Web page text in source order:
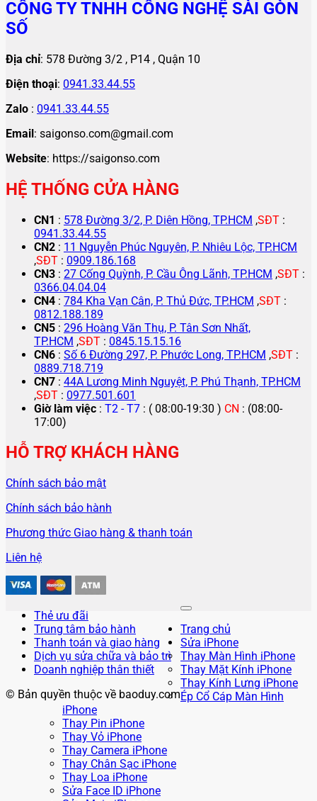
CÔNG TY TNHH CÔNG NGHỆ SÀI GÒN
SỐ
Địa chỉ: 578 Đường 3/2 , P14 , Quận 10
Điện thoại: 0941.33.44.55
Zalo : 0941.33.44.55
Email: saigonso.com@gmail.com
Website: https://saigonso.com
HỆ THỐNG CỬA HÀNG
CN1 : 578 Đường 3/2, P. Diên Hồng, TP.HCM ,SĐT :
0941.33.44.55
CN2 : 11 Nguyễn Phúc Nguyên, P. Nhiêu Lộc, TP.HCM
,SĐT : 0909.186.168
CN3 : 27 Cống Quỳnh, P. Cầu Ông Lãnh, TP.HCM ,SĐT :
0366.04.04.04
CN4 : 784 Kha Vạn Cân, P. Thủ Đức, TP.HCM ,SĐT :
0812.188.189
CN5 : 296 Hoàng Văn Thụ, P. Tân Sơn Nhất,
TP.HCM ,SĐT : 0845.15.15.16
CN6 : Số 6 Đường 297, P. Phước Long, TP.HCM ,SĐT :
0889.718.719
CN7 : 44A Lương Minh Nguyệt, P. Phú Thạnh, TP.HCM
,SĐT : 0977.501.601
Giờ làm việc : T2 - T7 : ( 08:00-19:30 ) CN : (08:00-
17:00)
HỖ TRỢ KHÁCH HÀNG
Chính sách bảo mật
Chính sách bảo hành
Phương thức Giao hàng & thanh toán
Liên hệ
Thẻ ưu đãi
Trung tâm bảo hành
Thanh toán và giao hàng
Dịch vụ sửa chữa và bảo trì
Doanh nghiệp thân thiết
© Bản quyền thuộc về baoduy.com
Trang chủ
Sửa iPhone
Thay Màn Hình iPhone
Thay Mặt Kính iPhone
Thay Kính Lưng iPhone
Ép Cổ Cáp Màn Hình
iPhone
Thay Pin iPhone
Thay Vỏ iPhone
Thay Camera iPhone
Thay Chân Sạc iPhone
Thay Loa iPhone
Sửa Face ID iPhone